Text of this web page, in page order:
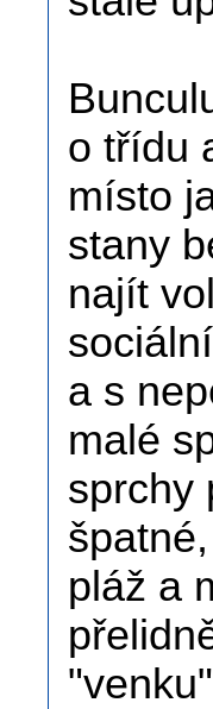
o třídu
místo
stany
najít
a s
malé
sprchy
pláž a